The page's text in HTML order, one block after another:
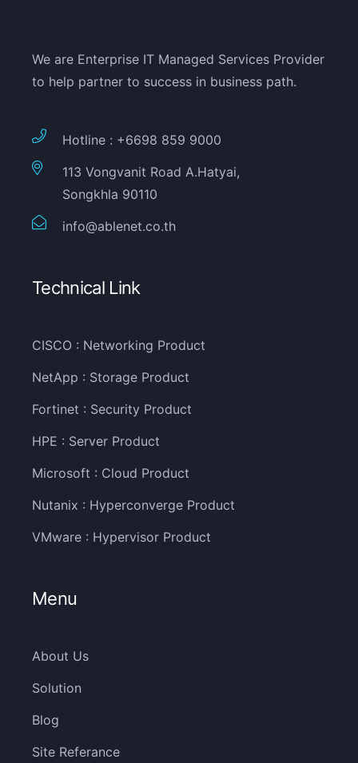
We are Enterprise IT Managed Services Provider
to help partner to success in business path.
Hotline : +6698 859 9000
113 Vongvanit Road A.Hatyai,
Songkhla 90110
info@ablenet.co.th
Technical Link
CISCO : Networking Product
NetApp : Storage Product
Fortinet : Security Product
HPE : Server Product
Microsoft : Cloud Product
Nutanix : Hyperconverge Product
VMware : Hypervisor Product
Menu
About Us
Solution
Blog
Site Referance